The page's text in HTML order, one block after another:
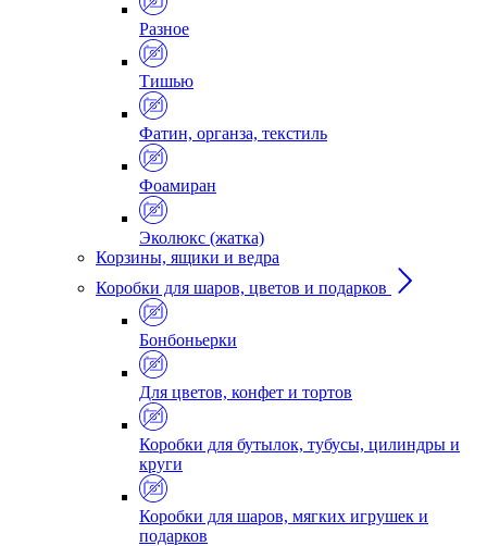
Разное
Тишью
Фатин, органза, текстиль
Фоамиран
Эколюкс (жатка)
Корзины, ящики и ведра
Коробки для шаров, цветов и подарков
Бонбоньерки
Для цветов, конфет и тортов
Коробки для бутылок, тубусы, цилиндры и
круги
Коробки для шаров, мягких игрушек и
подарков